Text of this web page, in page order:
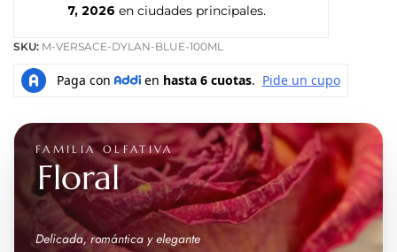
7, 2026 en ciudades principales.
SKU: M-VERSACE-DYLAN-BLUE-100ML
FAMILIA OLFATIVA
Floral
Delicada, romántica y elegante